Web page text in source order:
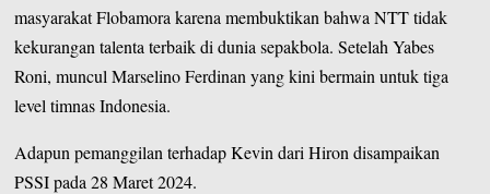
masyarakat Flobamora karena membuktikan bahwa NTT tidak
kekurangan talenta terbaik di dunia sepakbola. Setelah Yabes
Roni, muncul Marselino Ferdinan yang kini bermain untuk tiga
level timnas Indonesia.
Adapun pemanggilan terhadap Kevin dari Hiron disampaikan
PSSI pada 28 Maret 2024.